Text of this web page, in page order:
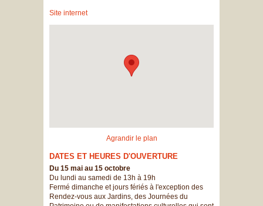
Site internet
Agrandir le plan
DATES ET HEURES D'OUVERTURE
Du 15 mai au 15 octobre
Du lundi au samedi de 13h à 19h
Fermé dimanche et jours fériés à l'exception des
Rendez-vous aux Jardins, des Journées du